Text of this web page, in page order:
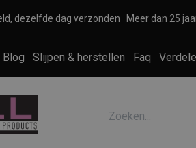
dezelfde dag verzonden Meer dan 25
Blog Slijpen & herstellen Faq